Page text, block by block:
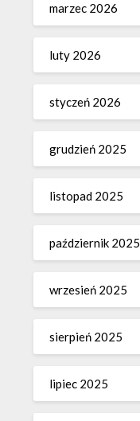
marzec 2026
luty 2026
styczeń 2026
grudzień 2025
listopad 2025
październik 2025
wrzesień 2025
sierpień 2025
lipiec 2025